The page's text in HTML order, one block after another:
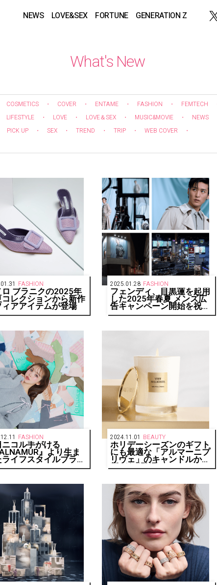
NEWS LOVE&SEX FORTUNE GENERATION Z
What's New
COSMETICS ・ COVER ・ ENTAME ・ FASHION ・ FEMTECH
LIFESTYLE ・ LOVE ・ LOVE＆SEX ・ MUSIC&MOVIE ・ NEWS
PICK UP ・ SEX ・ TREND ・ TRIP ・ WEB COVER
・
FASHION
ロ ブラニクの2025年
レクションから新作
アアイテムが登場
2025.01.28 FASHION
フェンディ、目黒蓮を起用
した2025年春夏 メンズ広
告キャンペーン開始を祝し
て、バックステージスペシ
FASHION
コル手がける
』より生ま
イフスタイルブラン
(カルナ
にて新たなラインナ
展開
2024.11.01 BEAUTY
ホリデーシーズンのギフト
にも最適な「アルマーニプ
リヴェ」のキャンドルから
新3種が登場